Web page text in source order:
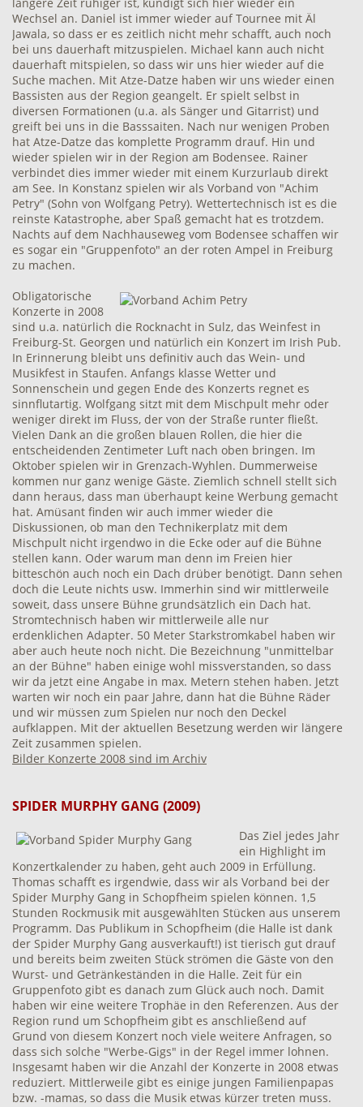
Wechsel an. Daniel ist immer wieder auf Tournee mit Äl
Jawala, so dass er es zeitlich nicht mehr schafft, auch noch
bei uns dauerhaft mitzuspielen. Michael kann auch nicht
dauerhaft mitspielen, so dass wir uns hier wieder auf die
Suche machen. Mit Atze-Datze haben wir uns wieder einen
Bassisten aus der Region geangelt. Er spielt selbst in
diversen Formationen (u.a. als Sänger und Gitarrist) und
greift bei uns in die Basssaiten. Nach nur wenigen Proben
hat Atze-Datze das komplette Programm drauf. Hin und
wieder spielen wir in der Region am Bodensee. Rainer
verbindet dies immer wieder mit einem Kurzurlaub direkt
am See. In Konstanz spielen wir als Vorband von "Achim
Petry" (Sohn von Wolfgang Petry). Wettertechnisch ist es die
reinste Katastrophe, aber Spaß gemacht hat es trotzdem.
Nachts auf dem Nachhauseweg vom Bodensee schaffen wir
es sogar ein "Gruppenfoto" an der roten Ampel in Freiburg
zu machen.
Obligatorische
Konzerte in 2008
sind u.a. natürlich die Rocknacht in Sulz, das Weinfest in
Freiburg-St. Georgen und natürlich ein Konzert im Irish Pub.
In Erinnerung bleibt uns definitiv auch das Wein- und
Musikfest in Staufen. Anfangs klasse Wetter und
Sonnenschein und gegen Ende des Konzerts regnet es
sinnflutartig. Wolfgang sitzt mit dem Mischpult mehr oder
weniger direkt im Fluss, der von der Straße runter fließt.
Vielen Dank an die großen blauen Rollen, die hier die
entscheidenden Zentimeter Luft nach oben bringen. Im
Oktober spielen wir in Grenzach-Wyhlen. Dummerweise
kommen nur ganz wenige Gäste. Ziemlich schnell stellt sich
dann heraus, dass man überhaupt keine Werbung gemacht
hat. Amüsant finden wir auch immer wieder die
Diskussionen, ob man den Technikerplatz mit dem
Mischpult nicht irgendwo in die Ecke oder auf die Bühne
stellen kann. Oder warum man denn im Freien hier
bitteschön auch noch ein Dach drüber benötigt. Dann sehen
doch die Leute nichts usw. Immerhin sind wir mittlerweile
soweit, dass unsere Bühne grundsätzlich ein Dach hat.
Stromtechnisch haben wir mittlerweile alle nur
erdenklichen Adapter. 50 Meter Starkstromkabel haben wir
aber auch heute noch nicht. Die Bezeichnung "unmittelbar
an der Bühne" haben einige wohl missverstanden, so dass
wir da jetzt eine Angabe in max. Metern stehen haben. Jetzt
warten wir noch ein paar Jahre, dann hat die Bühne Räder
und wir müssen zum Spielen nur noch den Deckel
aufklappen. Mit der aktuellen Besetzung werden wir längere
Zeit zusammen spielen.
Bilder Konzerte 2008 sind im Archiv
SPIDER MURPHY GANG (2009)
Das Ziel jedes Jahr
ein Highlight im
Konzertkalender zu haben, geht auch 2009 in Erfüllung.
Thomas schafft es irgendwie, dass wir als Vorband bei der
Spider Murphy Gang in Schopfheim spielen können. 1,5
Stunden Rockmusik mit ausgewählten Stücken aus unserem
Programm. Das Publikum in Schopfheim (die Halle ist dank
der Spider Murphy Gang ausverkauft!) ist tierisch gut drauf
und bereits beim zweiten Stück strömen die Gäste von den
Wurst- und Getränkeständen in die Halle. Zeit für ein
Gruppenfoto gibt es danach zum Glück auch noch. Damit
haben wir eine weitere Trophäe in den Referenzen. Aus der
Region rund um Schopfheim gibt es anschließend auf
Grund von diesem Konzert noch viele weitere Anfragen, so
dass sich solche "Werbe-Gigs" in der Regel immer lohnen.
Insgesamt haben wir die Anzahl der Konzerte in 2008 etwas
reduziert. Mittlerweile gibt es einige jungen Familienpapas
bzw. -mamas, so dass die Musik etwas kürzer treten muss.